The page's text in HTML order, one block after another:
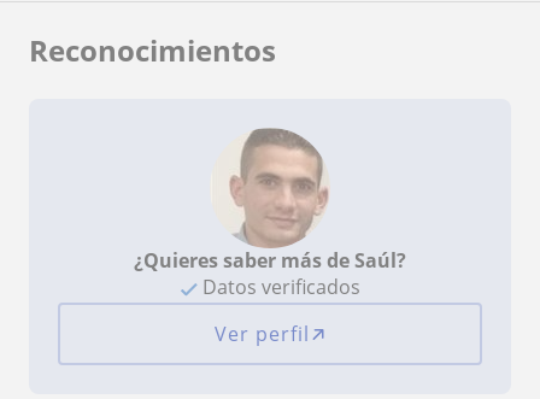
Reconocimientos
¿Quieres saber más de Saúl?
Datos verificados
Ver perfil